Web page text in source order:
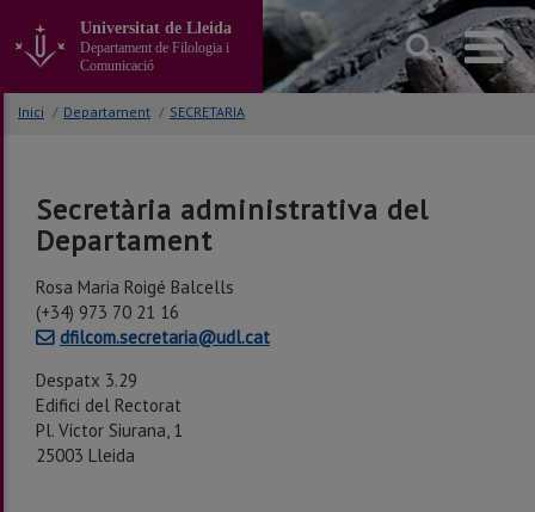
contingut
Universitat de Lleida
Departament de Filologia i
Comunicació
Inici / Departament / SECRETARIA
Secretària administrativa del
Departament
Rosa Maria Roigé Balcells
(+34) 973 70 21 16
dfilcom.secretaria@udl.cat
Despatx 3.29
Edifici del Rectorat
Pl. Víctor Siurana, 1
25003 Lleida